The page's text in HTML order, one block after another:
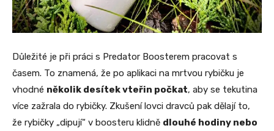
Důležité je při práci s Predator Boosterem pracovat s
časem. To znamená, že po aplikaci na mrtvou rybičku je
vhodné několik desítek vteřin počkat, aby se tekutina
více zažrala do rybičky. Zkušení lovci dravců pak dělají to,
že rybičky „dipují“ v boosteru klidně dlouhé hodiny nebo